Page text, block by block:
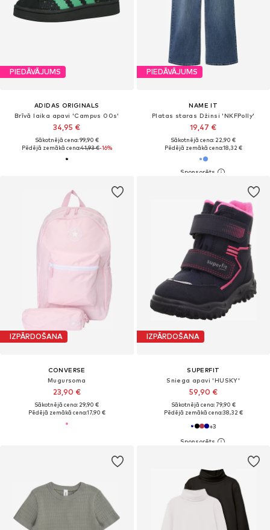
PIEDĀVĀJUMS
ADIDAS ORIGINALS
Brīvā laika apavi 'Campus 00s'
34,95 €
Sākotnējā cena: 99,90 €
Pēdējā zemākā cena:41,93 €-16%
PIEDĀVĀJUMS
NAME IT
Platas staras Džinsi 'NKFPolly'
19,47 €
Sākotnējā cena: 22,90 €
Pēdējā zemākā cena:18,32 €
IZPĀRDOŠANA
CONVERSE
Mugursoma
23,90 €
Sākotnējā cena: 29,90 €
Pēdējā zemākā cena:17,90 €
IZPĀRDOŠANA
SUPERFIT
Sniega apavi 'HUSKY'
59,90 €
Sākotnējā cena: 79,90 €
Pēdējā zemākā cena:38,32 €
+3